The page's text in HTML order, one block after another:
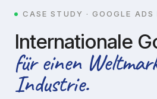
CASE STUDY · GOOGLE
Internationale
für einen
Industrie.